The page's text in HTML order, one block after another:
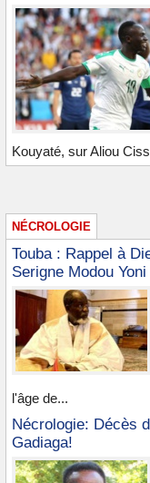
Kouyaté, sur Aliou
NÉCROLOGIE
Touba : Rappel à
Serigne Modou Yoni
l'âge de...
Nécrologie: Décès
Gadiaga!